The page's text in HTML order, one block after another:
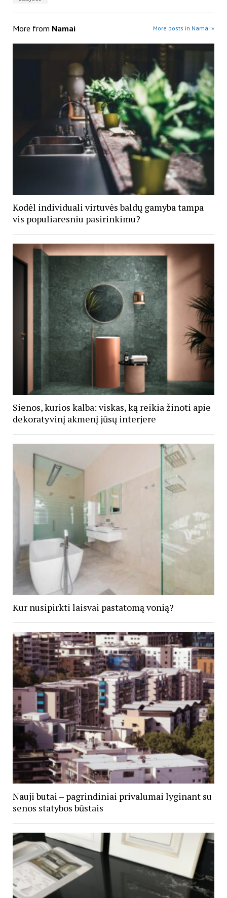
More from Namai More posts in Namai »
Kodėl individuali virtuvės baldų gamyba tampa
vis populiaresniu pasirinkimu?
Sienos, kurios kalba: viskas, ką reikia žinoti apie
dekoratyvinį akmenį jūsų interjere
Kur nusipirkti laisvai pastatomą vonią?
Nauji butai – pagrindiniai privalumai lyginant su
senos statybos būstais